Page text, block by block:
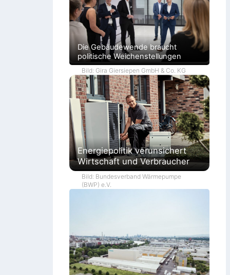
Die Gebäudewende braucht
politische Weichenstellungen
Bild: Gira Giersiepen GmbH & Co. KG
Energiepolitik verunsichert
Wirtschaft und Verbraucher
Bild: Bundesverband Wärmepumpe
(BWP) e.V.